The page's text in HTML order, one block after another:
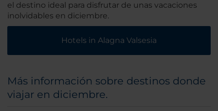
el destino ideal para disfrutar de unas vacaciones
inolvidables en diciembre.
Hotels in Alagna Valsesia
Más información sobre destinos donde
viajar en diciembre.